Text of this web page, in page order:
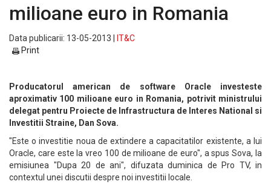
milioane euro in Romania
Data publicarii: 13-05-2013 |
IT&C
Print
Producatorul american de software Oracle investeste
aproximativ 100 milioane euro in Romania, potrivit ministrului
delegat pentru Proiecte de Infrastructura de Interes National si
Investitii Straine, Dan Sova.
"Este o investitie noua de extindere a capacitatilor existente, a lui
Oracle, care este la vreo 100 de milioane de euro", a spus Sova, la
emisiunea "Dupa 20 de ani", difuzata duminica de Pro TV, in
contextul unei discutii despre noi investitii locale.